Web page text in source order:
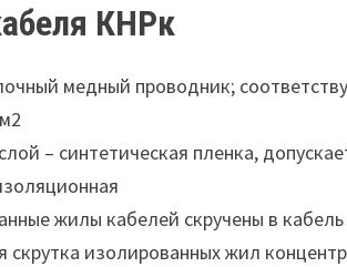
КНРк
медный проводник;
– синтетическая пленка,
жилы кабелей скручены в
скрутка изолированных жил